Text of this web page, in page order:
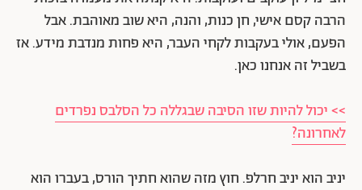
הרבה קסם אישי, חן כנות, והנה, היא שוב מאוהבת. אבל
הפעם, אולי בעקבות לקחי העבר, היא פחות מנדבת מידע. אז
בשביל זה אנחנו כאן.
>> יכול להיות שזו הסיבה שבגללה כל הסלבס נפרדים
לאחרונה?
יניב הוא יניב חרלפ. חוץ מזה שהוא חתיך הורס, בעברו הוא